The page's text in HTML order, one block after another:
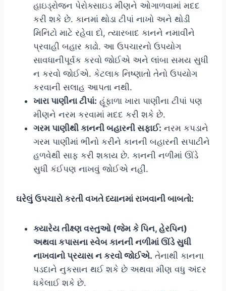
હાઇડ્રોજન પેરોક્સાઇડ મીણને ઓગાળવામાં મદદ
કરી શકે છે. કાનમાં થોડા ટીપાં નાખો અને થોડી
મિનિટો માટે રહેવા દો, ત્યારબાદ કાનને નમાવીને
પ્રવાહી બહાર કાઢો. આ ઉપચારનો ઉપયોગ
સાવધાનીપૂર્વક કરવો જોઈએ અને લાંબા સમય સુધી
ન કરવો જોઈએ. કેટલાક નિષ્ણાતો તેનો ઉપયોગ
કરવાની સલાહ આપતા નથી.
ખારા પાણીના ટીપાં: હૂંફાળા ખારા પાણીના ટીપાં પણ
મીણને નરમ કરવામાં મદદ કરી શકે છે.
ગરમ પાણીથી કાનની બહારની સફાઈ: નરમ કપડાને
ગરમ પાણીમાં ભીનો કરીને કાનની બહારની સપાટીને
હળવેથી સાફ કરી શકાય છે. કાનની નળીમાં ઊંડે
સુધી કંઈપણ નાખવું જોઈએ નહીં.
ઘરેલું ઉપચારો કરતી વખતે ધ્યાનમાં રાખવાની બાબતો:
ક્યારેય તીક્ષ્ણ વસ્તુઓ (જેમ કે પિન, હેરપિન)
અથવા કપાસના સ્વેબ કાનની નળીમાં ઊંડે સુધી
નાખવાનો પ્રયાસ ન કરવો જોઈએ. તેનાથી કાનના
પડદાને નુકસાન થઈ શકે છે અથવા મીણ વધુ અંદર
ધકેલાઈ શકે છે.